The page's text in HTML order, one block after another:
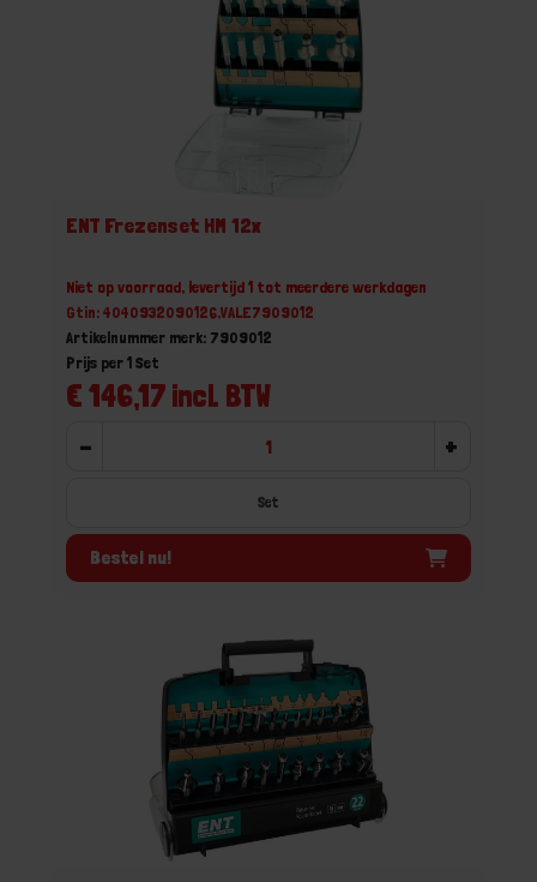
ENT Frezenset HM 12x
Niet op voorraad, levertijd 1 tot meerdere werkdagen
Gtin: 4040932090126,VALE7909012
Artikelnummer merk: 7909012
€ 146,17 incl. BTW
Prijs per 1 Set
- +
Set
Bestel nu!